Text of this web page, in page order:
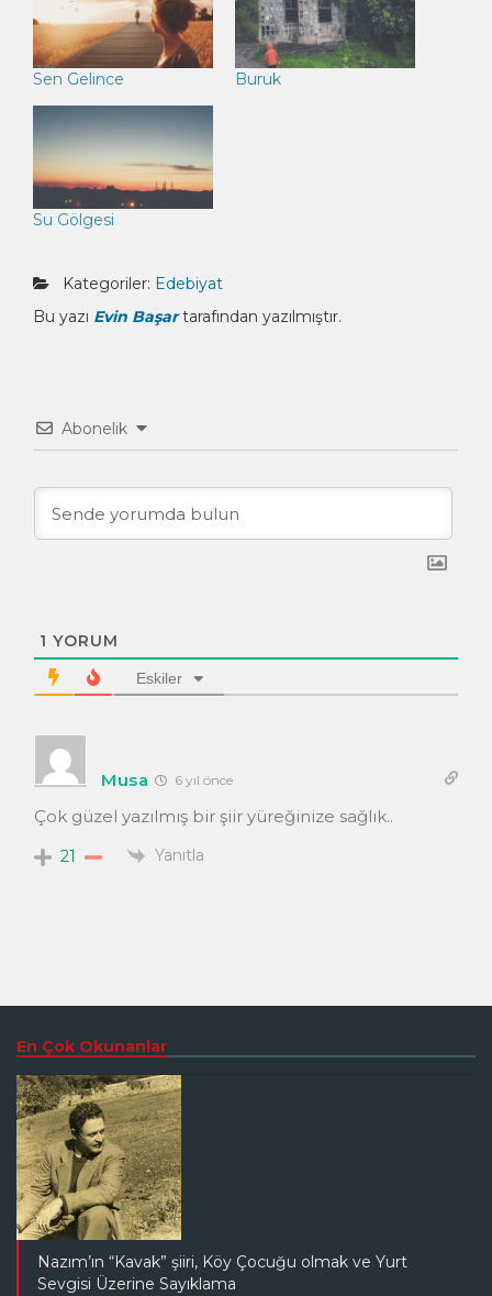
Sen Gelince Buruk
Su Gölgesi
Kategoriler: Edebiyat
Bu yazı Evin Başartarafından yazılmıştır.
Abonelik
1 YORUM
Eskiler
Musa 6 yıl önce
Çok güzel yazılmış bir şiir yüreğinize sağlık..
21 Yanıtla
En Çok Okunanlar
Nazım’ın “Kavak” şiiri, Köy Çocuğu olmak ve Yurt
Sevgisi Üzerine Sayıklama